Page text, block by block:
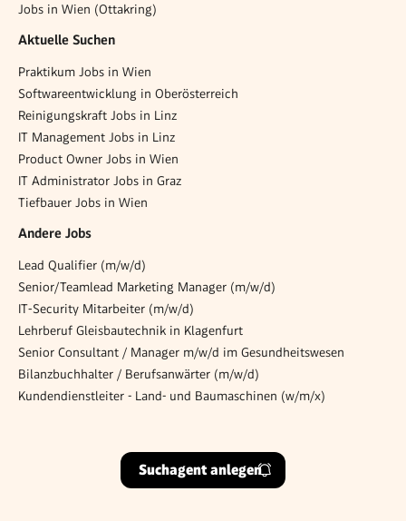
Jobs in Wien (Ottakring)
Aktuelle Suchen
Praktikum Jobs in Wien
Softwareentwicklung in Oberösterreich
Reinigungskraft Jobs in Linz
IT Management Jobs in Linz
Product Owner Jobs in Wien
IT Administrator Jobs in Graz
Tiefbauer Jobs in Wien
Andere Jobs
Lead Qualifier (m/w/d)
Senior/Teamlead Marketing Manager (m/w/d)
IT‑Security Mitarbeiter (m/w/d)
Lehrberuf Gleisbautechnik in Klagenfurt
Senior Consultant / Manager m/w/d im Gesundheitswesen
Bilanzbuchhalter / Berufsanwärter (m/w/d)
Kundendienstleiter - Land- und Baumaschinen (w/m/x)
Suchagent anlegen